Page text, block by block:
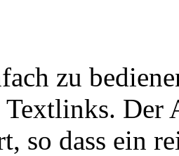
zu
Der
so dass ein